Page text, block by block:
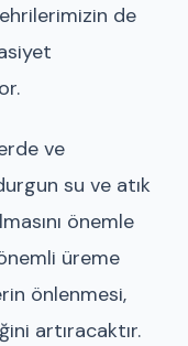
de
ve
su ve atık
önemle
üreme
önlenmesi,
artıracaktır.